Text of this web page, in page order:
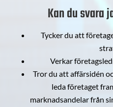
Kan du svara
Tycker du att
Verkar
Tror du att affärsidén
leda företaget
marknadsandelar från